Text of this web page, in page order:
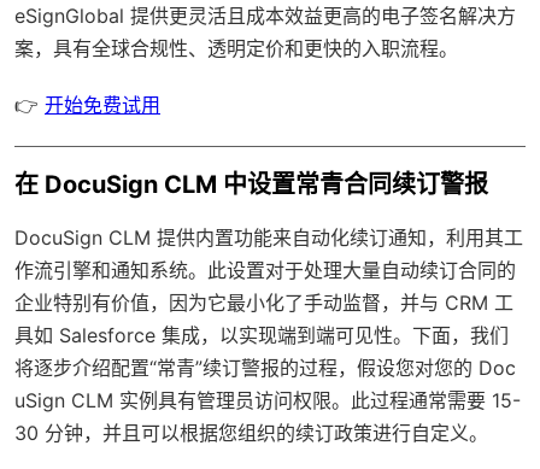
eSignGlobal 提供更灵活且成本效益更高的电子签名解决方
案，具有全球合规性、透明定价和更快的入职流程。
👉 开始免费试用
在 DocuSign CLM 中设置常青合同续订警报
DocuSign CLM 提供内置功能来自动化续订通知，利用其工
作流引擎和通知系统。此设置对于处理大量自动续订合同的
企业特别有价值，因为它最小化了手动监督，并与 CRM 工
具如 Salesforce 集成，以实现端到端可见性。下面，我们
将逐步介绍配置“常青”续订警报的过程，假设您对您的 Doc
uSign CLM 实例具有管理员访问权限。此过程通常需要 15-
30 分钟，并且可以根据您组织的续订政策进行自定义。